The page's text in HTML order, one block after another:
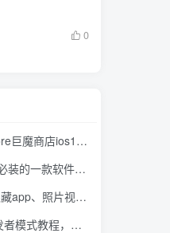
0
，这些系统马上起飞了
款软件，超级好用
装成计算器，完全免费无广
发者模式有什么用